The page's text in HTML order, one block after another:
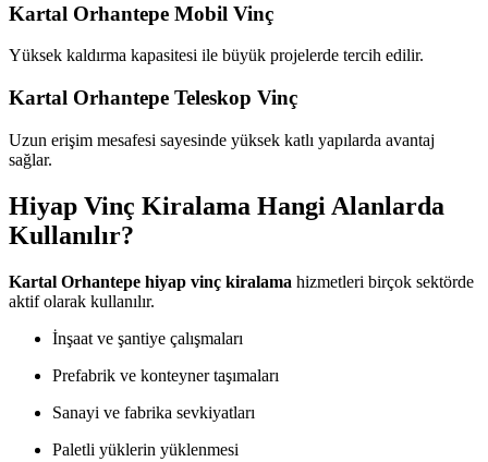
Kartal Orhantepe Mobil Vinç
Yüksek kaldırma kapasitesi ile büyük projelerde tercih edilir.
Kartal Orhantepe Teleskop Vinç
Uzun erişim mesafesi sayesinde yüksek katlı yapılarda avantaj
sağlar.
Hiyap Vinç Kiralama Hangi Alanlarda
Kullanılır?
Kartal Orhantepe hiyap vinç kiralama hizmetleri birçok sektörde
aktif olarak kullanılır.
İnşaat ve şantiye çalışmaları
Prefabrik ve konteyner taşımaları
Sanayi ve fabrika sevkiyatları
Paletli yüklerin yüklenmesi